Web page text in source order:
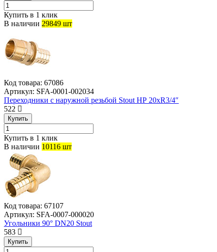
Купить в 1 клик
В наличии 29849 шт
Код товара: 67086
Артикул: SFA-0001-002034
Переходники с наружной резьбой Stout НР 20хR3/4″
522
Купить
Купить в 1 клик
В наличии 10116 шт
Код товара: 67107
Артикул: SFA-0007-000020
Угольники 90° DN20 Stout
583
Купить